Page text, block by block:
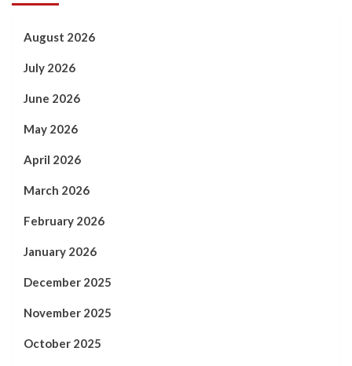
August 2026
July 2026
June 2026
May 2026
April 2026
March 2026
February 2026
January 2026
December 2025
November 2025
October 2025